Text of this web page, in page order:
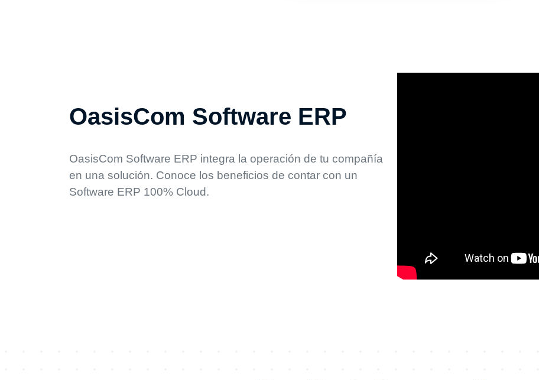
OasisCom Software ERP
OasisCom Software ERP integra la operación de tu compañía
en una solución. Conoce los beneficios de contar con un
Software ERP 100% Cloud.